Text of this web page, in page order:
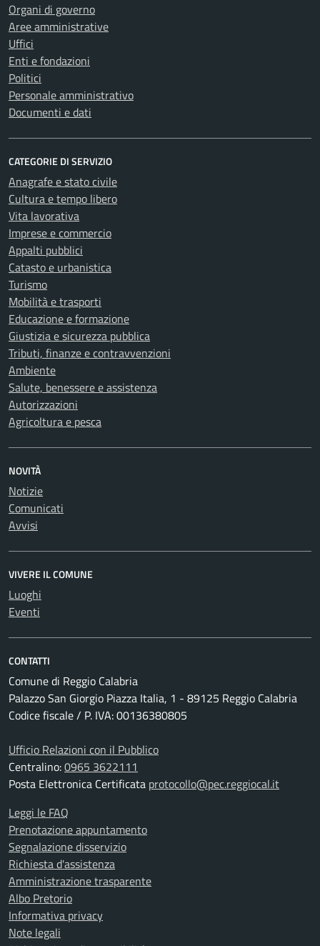
Organi di governo
Aree amministrative
Uffici
Enti e fondazioni
Politici
Personale amministrativo
Documenti e dati
CATEGORIE DI SERVIZIO
Anagrafe e stato civile
Cultura e tempo libero
Vita lavorativa
Imprese e commercio
Appalti pubblici
Catasto e urbanistica
Turismo
Mobilità e trasporti
Educazione e formazione
Giustizia e sicurezza pubblica
Tributi, finanze e contravvenzioni
Ambiente
Salute, benessere e assistenza
Autorizzazioni
Agricoltura e pesca
NOVITÀ
Notizie
Comunicati
Avvisi
VIVERE IL COMUNE
Luoghi
Eventi
CONTATTI
Comune di Reggio Calabria
Palazzo San Giorgio Piazza Italia, 1 - 89125 Reggio Calabria
Codice fiscale / P. IVA: 00136380805
Ufficio Relazioni con il Pubblico
Centralino:0965 3622111
Posta Elettronica Certificata protocollo@pec.reggiocal.it
Leggi le FAQ
Prenotazione appuntamento
Segnalazione disservizio
Richiesta d'assistenza
Amministrazione trasparente
Albo Pretorio
Informativa privacy
Note legali